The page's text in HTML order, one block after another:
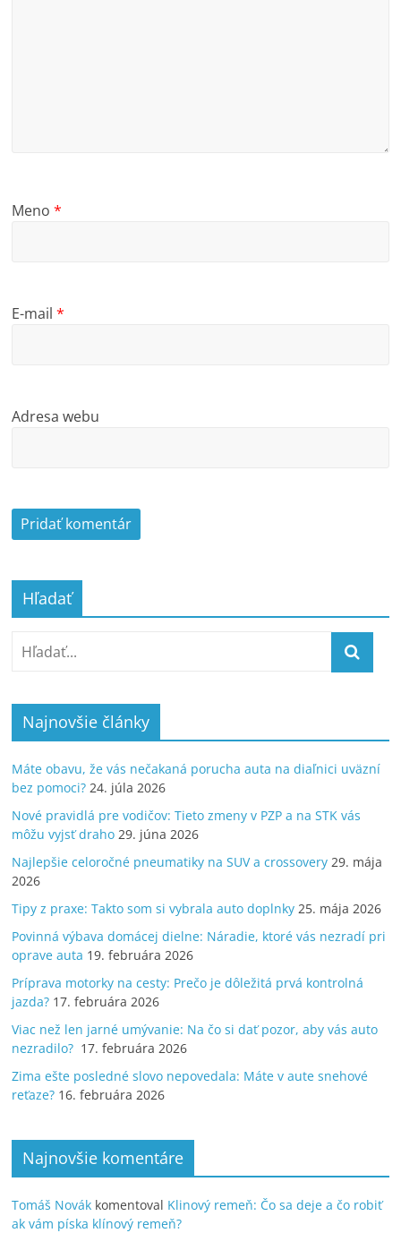
Meno*
E-mail*
Adresa webu
Hľadať
Najnovšie články
Máte obavu, že vás nečakaná porucha auta na diaľnici uväzní
bez pomoci? 24. júla 2026
Nové pravidlá pre vodičov: Tieto zmeny v PZP a na STK vás
môžu vyjsť draho 29. júna 2026
Najlepšie celoročné pneumatiky na SUV a crossovery 29. mája
2026
Tipy z praxe: Takto som si vybrala auto doplnky 25. mája 2026
Povinná výbava domácej dielne: Náradie, ktoré vás nezradí pri
oprave auta 19. februára 2026
Príprava motorky na cesty: Prečo je dôležitá prvá kontrolná
jazda? 17. februára 2026
Viac než len jarné umývanie: Na čo si dať pozor, aby vás auto
nezradilo? 17. februára 2026
Zima ešte posledné slovo nepovedala: Máte v aute snehové
reťaze? 16. februára 2026
Najnovšie komentáre
Tomáš Novák komentoval Klinový remeň: Čo sa deje a čo robiť
ak vám píska klínový remeň?